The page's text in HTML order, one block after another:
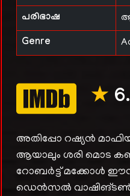
പരിഭാഷ
Genre
★
അതിപ്പോ റഷ്യൻ
ആയാലും ശരി മൊട
റോബർട്ട്‌ മക്കോൾ
ഡെൻസൽ